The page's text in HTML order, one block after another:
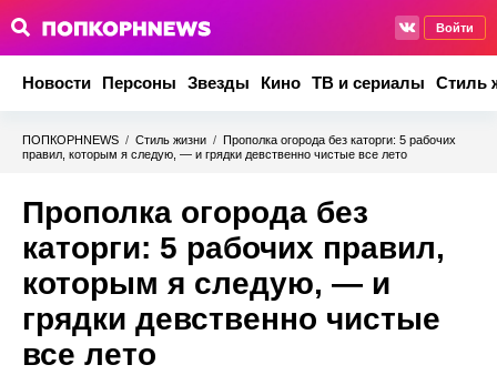
Войти
Новости Персоны Звезды Кино ТВ и сериалы Стиль
ПОПКОРНNEWS / Стиль жизни / Прополка огорода без каторги: 5 рабочих
правил, которым я следую, — и грядки девственно чистые все лето
Прополка огорода без
каторги: 5 рабочих правил,
которым я следую, — и
грядки девственно чистые
все лето